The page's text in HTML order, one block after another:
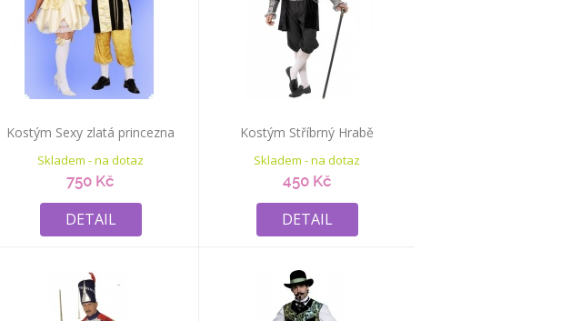
Kostým Sexy zlatá princezna
Skladem - na dotaz
750 Kč
DETAIL
Kostým Stříbrný Hrabě
Skladem - na dotaz
450 Kč
DETAIL